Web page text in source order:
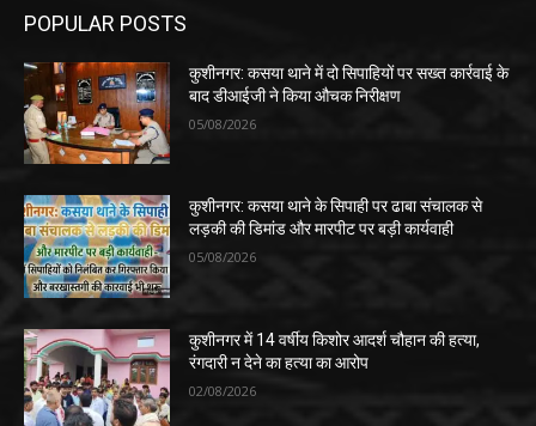
POPULAR POSTS
कुशीनगर: कसया थाने में दो सिपाहियों पर सख्त कार्रवाई के
बाद डीआईजी ने किया औचक निरीक्षण
05/08/2026
कुशीनगर: कसया थाने के सिपाही पर ढाबा संचालक से
लड़की की डिमांड और मारपीट पर बड़ी कार्यवाही
05/08/2026
कुशीनगर में 14 वर्षीय किशोर आदर्श चौहान की हत्या,
रंगदारी न देने का हत्या का आरोप
02/08/2026